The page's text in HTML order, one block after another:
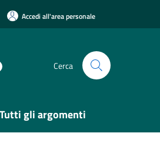
Accedi all'area personale
Cerca
Tutti gli argomenti